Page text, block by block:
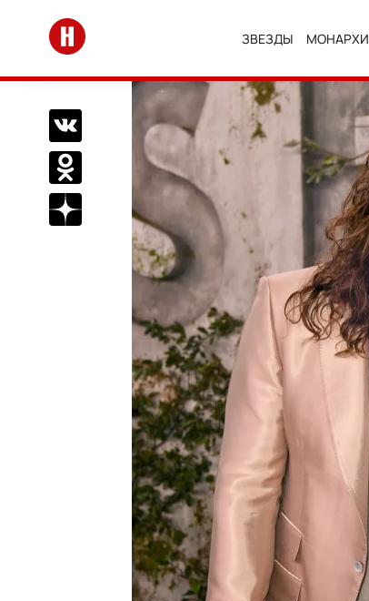
Перейти на главную
ЗВЕЗДЫ МОНАРХИ
Поделиться Вконтакте
Поделиться в Одноклассниках
Подписаться на нас в Дзен